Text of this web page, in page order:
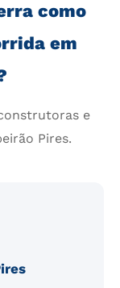
como
em
e
Pires.